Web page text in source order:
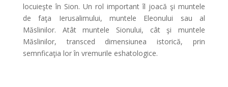
locuieşte în Sion. Un rol important îl joacă şi muntele
de faţa Ierusalimului, muntele Eleonului sau al
Măslinilor. Atât muntele Sionului, cât şi muntele
Măslinilor, transced dimensiunea istorică, prin
semnficaţia lor în vremurile eshatologice.